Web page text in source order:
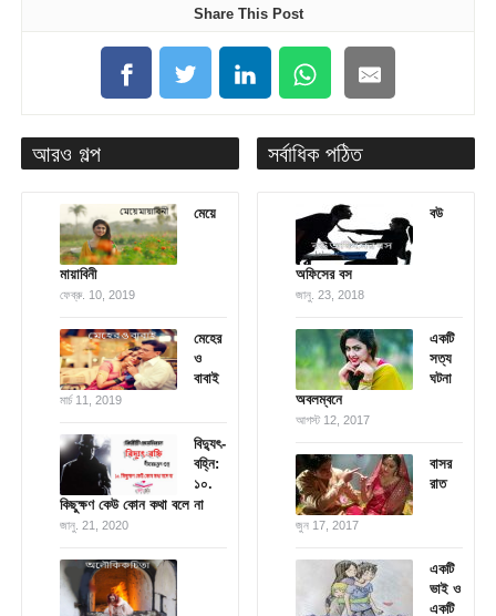
Share This Post
আরও গল্প
মেয়ে
মায়াবিনী
ফেব্রু. 10, 2019
মেহের
ও
বাবাই
মার্চ 11, 2019
বিদ্যুৎ-
বহ্নি:
১০.
কিছুক্ষণ কেউ কোন কথা বলে না
জানু. 21, 2020
সর্বাধিক পঠিত
বউ
অফিসের বস
জানু. 23, 2018
একটি
সত্য
ঘটনা
অবলম্বনে
আগস্ট 12, 2017
বাসর
রাত
জুন 17, 2017
একটি
ভাই ও
একটি